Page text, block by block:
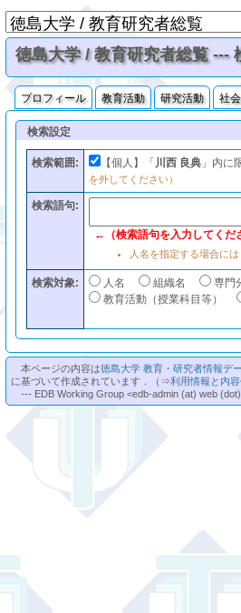
徳島大学 / 教育研究者総覧 ---
プロフィール 教育活動 研究活動 社
検索設定
検索範囲: 【個人】「 川西 良典」内に
を外してください）
検索語句:
←（検索語句を入力してくだ
人名を指定する場合に
検索対象: 人名 組織名 専門
教育活動（授業科目等）
本ページの内容は徳島大学 教育・研究者情報デ
に基づいて作成されています．（⇒利用情報と内
--- EDB Working Group <edb-admin (at) web